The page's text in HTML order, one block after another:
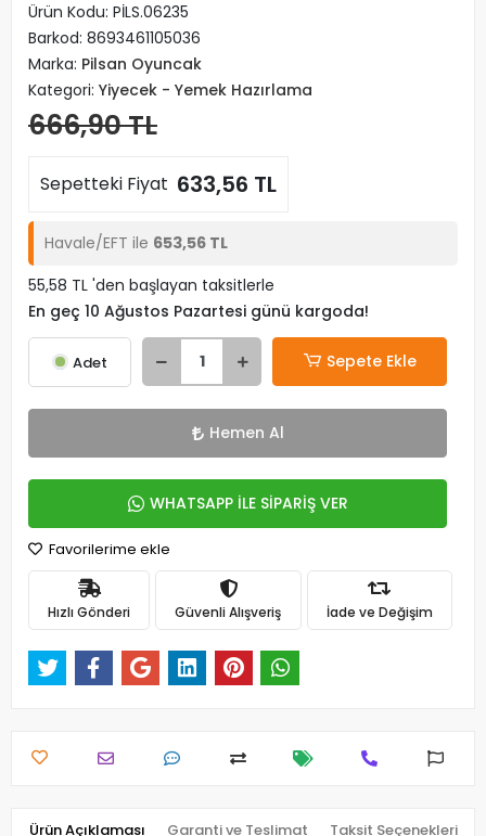
Ürün Kodu: PİLS.06235
Barkod: 8693461105036
Marka: Pilsan Oyuncak
Kategori: Yiyecek - Yemek Hazırlama
666,90 TL
Sepetteki Fiyat 633,56 TL
Havale/EFT ile 653,56 TL
55,58 TL 'den başlayan taksitlerle
En geç 10 Ağustos Pazartesi günü kargoda!
Adet Sepete Ekle
Hemen Al
WHATSAPP İLE SİPARİŞ VER
Favorilerime ekle
Hızlı Gönderi Güvenli Alışveriş İade ve Değişim
Ürün Açıklaması Garanti ve Teslimat Taksit Seçenekleri